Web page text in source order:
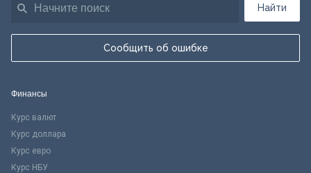
Найти
Сообщить об ошибке
Финансы
Курс валют
Курс доллара
Курс евро
Курс НБУ